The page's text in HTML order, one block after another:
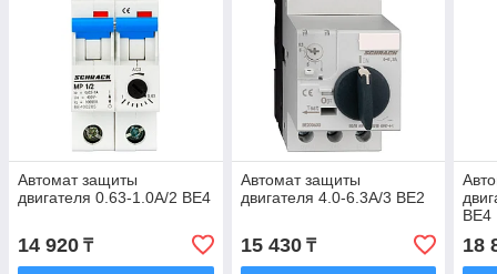
Автомат защиты
двигателя 0.63-1.0А/2 BE4
14 920 ₸
Автомат защиты
двигателя 4.0-6.3А/3 BE2
15 430₸
BE4
18